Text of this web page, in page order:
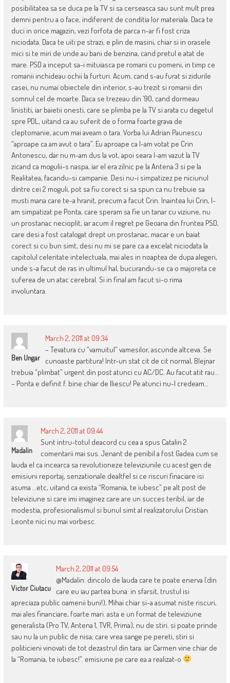
posibilitatea sa se duca pe la TV si sa cerseasca sau sunt mult prea
demni pentru a o face, indiferent de conditia lor materiala. Daca te
duci in orice magazin, vezi forfota de parca n-ar fi fost criza
niciodata. Daca te uiti pe strazi, e plin de masini, chiar si in orasele
mici si te miri de unde au bani de benzina, cand pretul e atat de
mare. PSD a inceput sa-i mituiasca pe romani cu pomeni, in timp ce
romanii inchideau ochii la furturi. Acum, cand s-au furat si zidurile
casei, nu numai obiectele din interior, s-au trezit si romanii din
somnul cel de moarte. Daca se trezeau din ’90, cand dormeau
linistiti, iar baietii onesti, care se plimba pe la TV si arata cu degetul
spre PDL, uitand ca au suferit de o forma foarte grava de
cleptomanie, acum mai aveam o tara. Vorba lui Adrian Paunescu
“aproape ca am avut o tara”. Eu aproape ca l-am votat pe Crin
Antonescu, dar nu m-am dus la vot, apoi seara l-am vazut la TV
zicand ca mogulii-s naspa, iar el era zilnic pe la Antena 3 si pe la
Realitatea, facandu-si campanie. Desi nu-i simpatizez pe niciunul
dintre cei 2 moguli, pot sa fiu corect si sa spun ca nu trebuie sa
musti mana care te-a hranit, precum a facut Crin. Inaintea lui Crin, l-
am simpatizat pe Ponta, care speram sa fie un tanar cu viziune, nu
un prostanac necioplit, iar acum il regret pe Geoana din fruntea PSD,
care desi a fost catalogat drept un prostanac, macar e un baiat
corect si cu bun simt, desi nu mi se pare ca a excelat niciodata la
capitolul celeritate intelectuala, mai ales in noaptea de dupa alegeri,
unde s-a facut de ras in ultimul hal, bucurandu-se ca o majoreta ce
suferea de un atac cerebral. Si in final am facut si-o rima
involuntara.
Ben Ungar
March 2, 2011 at 09:34
– Tevatura cu “vamuitul” vamesilor, ascunde altceva. Se
cunoaste partitura! Intr-un stat cit de cit normal, Blejnar
trebuia “plimbat” urgent din post atunci cu AC/DC. Au facut atit rau…
– Ponta e definit f. bine chiar de Iliescu! Pe atunci nu-l credeam…
Madalin
March 2, 2011 at 09:44
Sunt intru-totul deacord cu cea a spus Catalin 2
comentarii mai sus. Jenant de penibil a fost Gadea cum se
lauda el ca incearca sa revolutioneze televiziunile cu acest gen de
emisiuni reportaj, senzationale dealtfel si ce riscuri finaciare isi
asuma …etc, uitand ca exista “Romania, te iubesc” pe alt post de
televiziune si care imi imaginez care are un succes teribil, iar de
modestia, profesionalismul si bunul simt al realizatorului Cristian
Leonte nici nu mai vorbesc.
Victor Ciutacu
March 2, 2011 at 09:54
@Madalin: dincolo de lauda care te poate enerva (din
care eu iau partea buna: in sfarsit, trustul isi
apreciaza public oamenii buni!), Mihai chiar si-a asumat niste riscuri,
mai ales financiare, foarte mari. asta e un format de televiziune
generalista (Pro TV, Antena 1, TVR, Prima), nu de stiri. si poate prinde
sau nu la un public de nisa; care vrea sange pe pereti, stiri si
politicieni vinovati de tot dezastrul din tara. iar Carmen vine chiar de
la “Romania, te iubesc!”. emisiune pe care ea a realizat-o